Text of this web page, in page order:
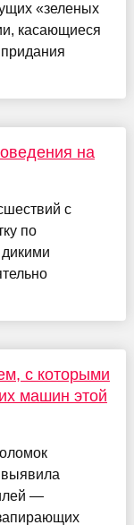
«зеленых
касающиеся
на
с
по
с которыми
машин этой
выявила
—